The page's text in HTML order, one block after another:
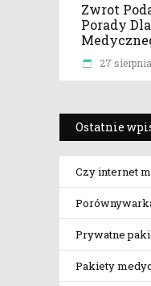
Zwrot
Porady
27
Ostatnie
Czy internet
Prywatne
Pakiety